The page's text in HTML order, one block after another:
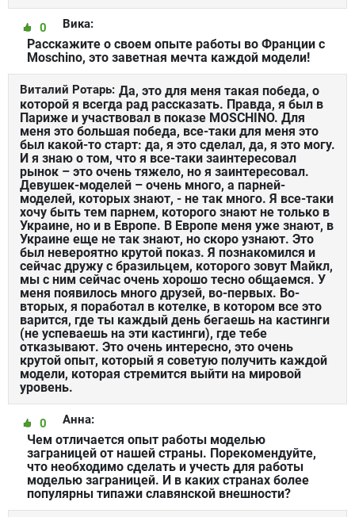
Вика:
0
Расскажите о своем опыте работы во Франции с
Moschino, это заветная мечта каждой модели!
Виталий Ротарь: Да, это для меня такая победа, о
которой я всегда рад рассказать. Правда, я был в
Париже и участвовал в показе MOSCHINO. Для
меня это большая победа, все-таки для меня это
был какой-то старт: да, я это сделал, да, я это могу.
И я знаю о том, что я все-таки заинтересовал
рынок – это очень тяжело, но я заинтересовал.
Девушек-моделей – очень много, а парней-
моделей, которых знают, - не так много. Я все-таки
хочу быть тем парнем, которого знают не только в
Украине, но и в Европе. В Европе меня уже знают, в
Украине еще не так знают, но скоро узнают. Это
был невероятно крутой показ. Я познакомился и
сейчас дружу с бразильцем, которого зовут Майкл,
мы с ним сейчас очень хорошо тесно общаемся. У
меня появилось много друзей, во-первых. Во-
вторых, я поработал в котелке, в котором все это
варится, где ты каждый день бегаешь на кастинги
(не успеваешь на эти кастинги), где тебе
отказывают. Это очень интересно, это очень
крутой опыт, который я советую получить каждой
модели, которая стремится выйти на мировой
уровень.
Анна:
0
Чем отличается опыт работы моделью
заграницей от нашей страны. Порекомендуйте,
что необходимо сделать и учесть для работы
моделью заграницей. И в каких странах более
популярны типажи славянской внешности?